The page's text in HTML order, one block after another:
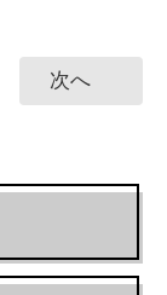
次へ